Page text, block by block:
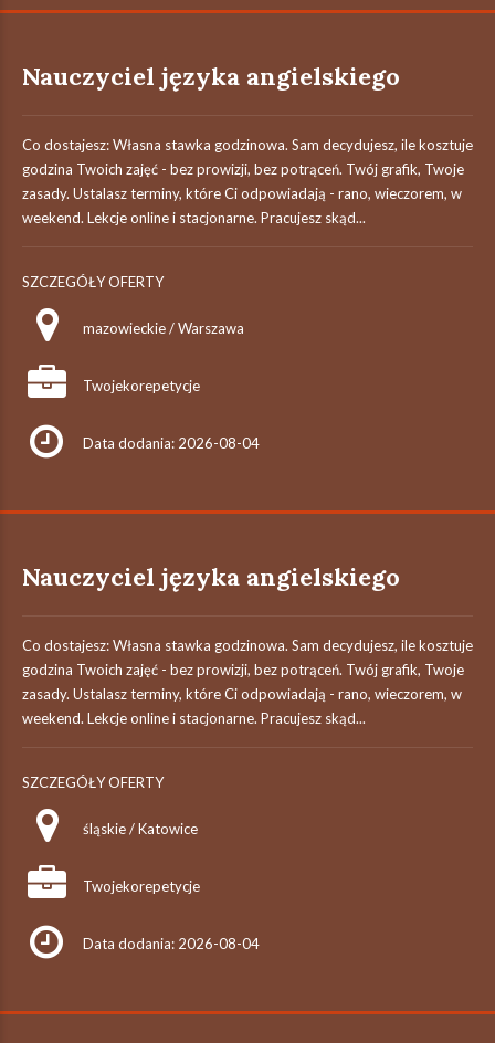
Nauczyciel języka angielskiego
Co dostajesz: Własna stawka godzinowa. Sam decydujesz, ile kosztuje
godzina Twoich zajęć - bez prowizji, bez potrąceń. Twój grafik, Twoje
zasady. Ustalasz terminy, które Ci odpowiadają - rano, wieczorem, w
weekend. Lekcje online i stacjonarne. Pracujesz skąd...
SZCZEGÓŁY OFERTY
mazowieckie / Warszawa
Twojekorepetycje
Data dodania: 2026-08-04
Nauczyciel języka angielskiego
Co dostajesz: Własna stawka godzinowa. Sam decydujesz, ile kosztuje
godzina Twoich zajęć - bez prowizji, bez potrąceń. Twój grafik, Twoje
zasady. Ustalasz terminy, które Ci odpowiadają - rano, wieczorem, w
weekend. Lekcje online i stacjonarne. Pracujesz skąd...
SZCZEGÓŁY OFERTY
śląskie / Katowice
Twojekorepetycje
Data dodania: 2026-08-04